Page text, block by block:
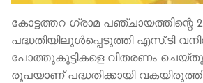
കോട്ടത്തറ ഗ്രാമ പഞ്ചായത്തിന്റെ
പദ്ധതിയിലുള്‍പ്പെടുത്തി എസ്.ടി
പോത്തുകുട്ടികളെ വിതരണം ചെയ്തു.
രൂപയാണ് പദ്ധതിക്കായി